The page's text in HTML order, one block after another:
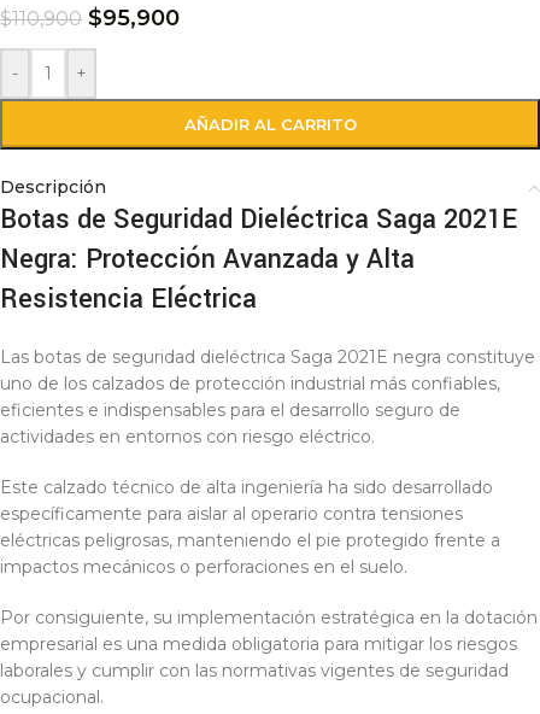
$110,900 $95,900
- +
AÑADIR AL CARRITO
Descripción
Botas de Seguridad Dieléctrica Saga 2021E
Negra: Protección Avanzada y Alta
Resistencia Eléctrica
Las botas de seguridad dieléctrica Saga 2021E negra constituye
uno de los calzados de protección industrial más confiables,
eficientes e indispensables para el desarrollo seguro de
actividades en entornos con riesgo eléctrico.
Este calzado técnico de alta ingeniería ha sido desarrollado
específicamente para aislar al operario contra tensiones
eléctricas peligrosas, manteniendo el pie protegido frente a
impactos mecánicos o perforaciones en el suelo.
Por consiguiente, su implementación estratégica en la dotación
empresarial es una medida obligatoria para mitigar los riesgos
laborales y cumplir con las normativas vigentes de seguridad
ocupacional.